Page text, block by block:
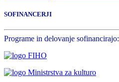
SOFINANCERJI
Programe in delovanje sofinancirajo: